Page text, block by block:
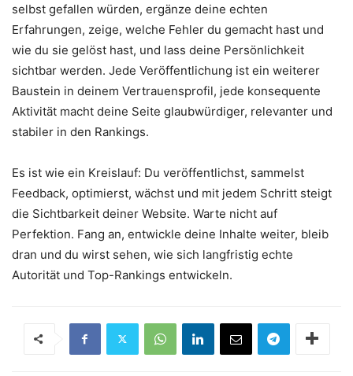
selbst gefallen würden, ergänze deine echten
Erfahrungen, zeige, welche Fehler du gemacht hast und
wie du sie gelöst hast, und lass deine Persönlichkeit
sichtbar werden. Jede Veröffentlichung ist ein weiterer
Baustein in deinem Vertrauensprofil, jede konsequente
Aktivität macht deine Seite glaubwürdiger, relevanter und
stabiler in den Rankings.
Es ist wie ein Kreislauf: Du veröffentlichst, sammelst
Feedback, optimierst, wächst und mit jedem Schritt steigt
die Sichtbarkeit deiner Website. Warte nicht auf
Perfektion. Fang an, entwickle deine Inhalte weiter, bleib
dran und du wirst sehen, wie sich langfristig echte
Autorität und Top-Rankings entwickeln.